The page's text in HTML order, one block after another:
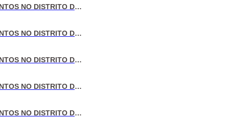
VENDA DE APARTAMENTOS NO DISTRITO DE LISBOA
VENDA DE APARTAMENTOS NO DISTRITO DO PORTO
VENDA DE APARTAMENTOS NO DISTRITO DE AVEIRO
VENDA DE APARTAMENTOS NO DISTRITO DE COIMBRA
VENDA DE APARTAMENTOS NO DISTRITO DE LEIRIA